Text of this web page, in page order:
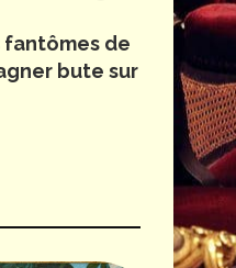
fantômes de
bute sur